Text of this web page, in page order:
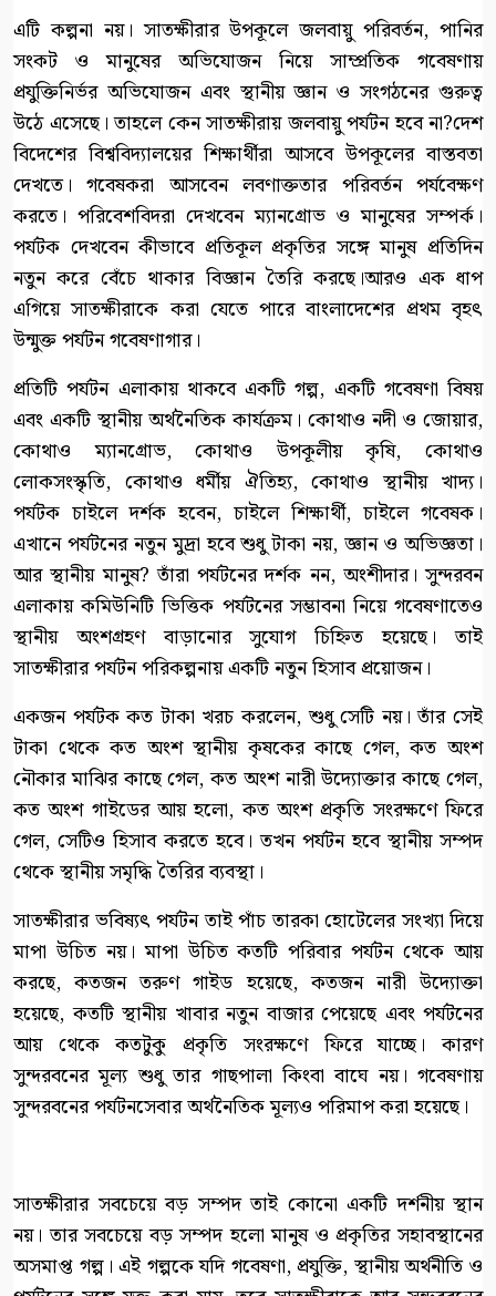
এটি কল্পনা নয়। সাতক্ষীরার উপকূলে জলবায়ু পরিবর্তন, পানির
সংকট ও মানুষের অভিযোজন নিয়ে সাম্প্রতিক গবেষণায়
প্রযুক্তিনির্ভর অভিযোজন এবং স্থানীয় জ্ঞান ও সংগঠনের গুরুত্ব
উঠে এসেছে। তাহলে কেন সাতক্ষীরায় জলবায়ু পর্যটন হবে না?দেশ
বিদেশের বিশ্ববিদ্যালয়ের শিক্ষার্থীরা আসবে উপকূলের বাস্তবতা
দেখতে। গবেষকরা আসবেন লবণাক্ততার পরিবর্তন পর্যবেক্ষণ
করতে। পরিবেশবিদরা দেখবেন ম্যানগ্রোভ ও মানুষের সম্পর্ক।
পর্যটক দেখবেন কীভাবে প্রতিকূল প্রকৃতির সঙ্গে মানুষ প্রতিদিন
নতুন করে বেঁচে থাকার বিজ্ঞান তৈরি করছে।আরও এক ধাপ
এগিয়ে সাতক্ষীরাকে করা যেতে পারে বাংলাদেশের প্রথম বৃহৎ
উন্মুক্ত পর্যটন গবেষণাগার।
প্রতিটি পর্যটন এলাকায় থাকবে একটি গল্প, একটি গবেষণা বিষয়
এবং একটি স্থানীয় অর্থনৈতিক কার্যক্রম। কোথাও নদী ও জোয়ার,
কোথাও ম্যানগ্রোভ, কোথাও উপকূলীয় কৃষি, কোথাও
লোকসংস্কৃতি, কোথাও ধর্মীয় ঐতিহ্য, কোথাও স্থানীয় খাদ্য।
পর্যটক চাইলে দর্শক হবেন, চাইলে শিক্ষার্থী, চাইলে গবেষক।
এখানে পর্যটনের নতুন মুদ্রা হবে শুধু টাকা নয়, জ্ঞান ও অভিজ্ঞতা।
আর স্থানীয় মানুষ? তাঁরা পর্যটনের দর্শক নন, অংশীদার। সুন্দরবন
এলাকায় কমিউনিটি ভিত্তিক পর্যটনের সম্ভাবনা নিয়ে গবেষণাতেও
স্থানীয় অংশগ্রহণ বাড়ানোর সুযোগ চিহ্নিত হয়েছে। তাই
সাতক্ষীরার পর্যটন পরিকল্পনায় একটি নতুন হিসাব প্রয়োজন।
একজন পর্যটক কত টাকা খরচ করলেন, শুধু সেটি নয়। তাঁর সেই
টাকা থেকে কত অংশ স্থানীয় কৃষকের কাছে গেল, কত অংশ
নৌকার মাঝির কাছে গেল, কত অংশ নারী উদ্যোক্তার কাছে গেল,
কত অংশ গাইডের আয় হলো, কত অংশ প্রকৃতি সংরক্ষণে ফিরে
গেল, সেটিও হিসাব করতে হবে। তখন পর্যটন হবে স্থানীয় সম্পদ
থেকে স্থানীয় সমৃদ্ধি তৈরির ব্যবস্থা।
সাতক্ষীরার ভবিষ্যৎ পর্যটন তাই পাঁচ তারকা হোটেলের সংখ্যা দিয়ে
মাপা উচিত নয়। মাপা উচিত কতটি পরিবার পর্যটন থেকে আয়
করছে, কতজন তরুণ গাইড হয়েছে, কতজন নারী উদ্যোক্তা
হয়েছে, কতটি স্থানীয় খাবার নতুন বাজার পেয়েছে এবং পর্যটনের
আয় থেকে কতটুকু প্রকৃতি সংরক্ষণে ফিরে যাচ্ছে। কারণ
সুন্দরবনের মূল্য শুধু তার গাছপালা কিংবা বাঘে নয়। গবেষণায়
সুন্দরবনের পর্যটনসেবার অর্থনৈতিক মূল্যও পরিমাপ করা হয়েছে।
সাতক্ষীরার সবচেয়ে বড় সম্পদ তাই কোনো একটি দর্শনীয় স্থান
নয়। তার সবচেয়ে বড় সম্পদ হলো মানুষ ও প্রকৃতির সহাবস্থানের
অসমাপ্ত গল্প। এই গল্পকে যদি গবেষণা, প্রযুক্তি, স্থানীয় অর্থনীতি ও